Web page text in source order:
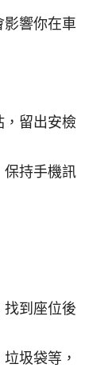
影響你在車
留出安檢
保持手機訊
找到座位後
圾袋等，